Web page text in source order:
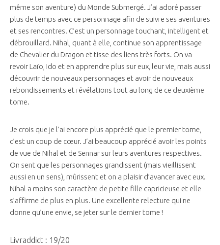
même son aventure) du Monde Submergé. J’ai adoré passer
plus de temps avec ce personnage afin de suivre ses aventures
et ses rencontres. C’est un personnage touchant, intelligent et
débrouillard. Nihal, quant à elle, continue son apprentissage
de Chevalier du Dragon et tisse des liens très forts. On va
revoir Laïo, Ido et en apprendre plus sur eux, leur vie, mais aussi
découvrir de nouveaux personnages et avoir de nouveaux
rebondissements et révélations tout au long de ce deuxième
tome.
Je crois que je l’ai encore plus apprécié que le premier tome,
c’est un coup de cœur. J’ai beaucoup apprécié avoir les points
de vue de Nihal et de Sennar sur leurs aventures respectives.
On sent que les personnages grandissent (mais vieillissent
aussi en un sens), mûrissent et on a plaisir d’avancer avec eux.
Nihal a moins son caractère de petite fille capricieuse et elle
s’affirme de plus en plus. Une excellente relecture qui ne
donne qu’une envie, se jeter sur le dernier tome !
Livraddict : 19/20